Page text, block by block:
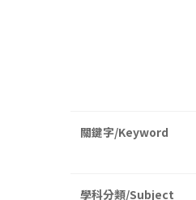
關鍵字/Keyword
學科分類/Subject